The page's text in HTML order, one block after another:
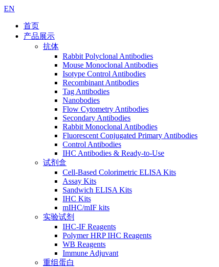
EN
首页
产品展示
抗体
Rabbit Polyclonal Antibodies
Mouse Monoclonal Antibodies
Isotype Control Antibodies
Recombinant Antibodies
Tag Antibodies
Nanobodies
Flow Cytometry Antibodies
Secondary Antibodies
Rabbit Monoclonal Antibodies
Fluorescent Conjugated Primary Antibodies
Control Antibodies
IHC Antibodies & Ready-to-Use
试剂盒
Cell-Based Colorimetric ELISA Kits
Assay Kits
Sandwich ELISA Kits
IHC Kits
mIHC/mIF kits
实验试剂
IHC-IF Reagents
Polymer HRP IHC Reagents
WB Reagents
Immune Adjuvant
重组蛋白